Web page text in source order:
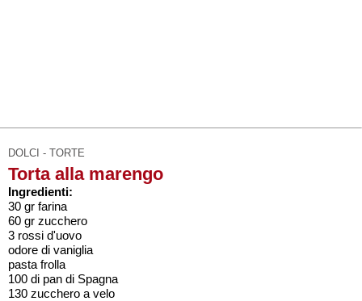
DOLCI - TORTE
Torta alla marengo
Ingredienti:
30 gr farina
60 gr zucchero
3 rossi d'uovo
odore di vaniglia
pasta frolla
100 di pan di Spagna
130 zucchero a velo